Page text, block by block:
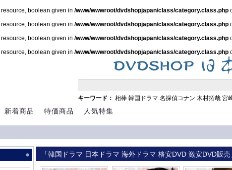
boolean given in /www/wwwroot/dvdshopjapan/class/category.class.php
boolean given in /www/wwwroot/dvdshopjapan/class/category.class.php
boolean given in /www/wwwroot/dvdshopjapan/class/category.class.php
boolean given in /www/wwwroot/dvdshopjapan/class/category.class.php
キーワード： 相棒 韓国ドラマ 名探偵コナン 木村拓哉 宮
新着商品 特価商品 人気特集
「韓国ドラマ 日本ドラマ 海外ドラマ 格安DVD 激安DVD販売